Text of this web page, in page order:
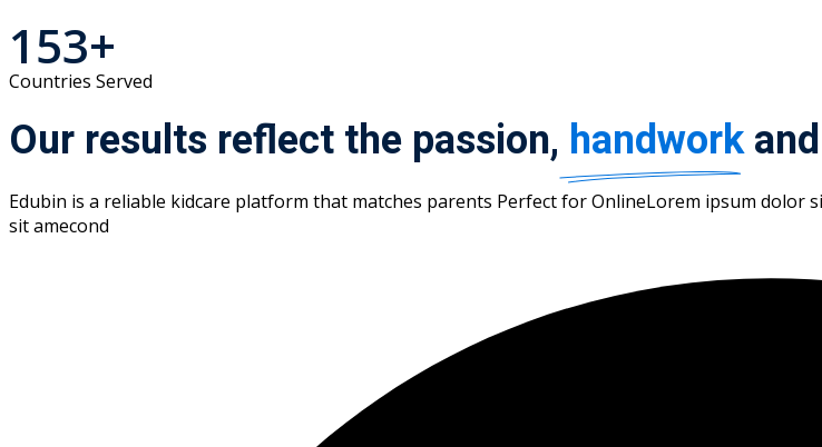
153+
Countries Served
Our results reflect the passion, handwork
Edubin is a reliable kidcare platform that matches parents Perfect for OnlineLorem ipsum dolor
sit amecond